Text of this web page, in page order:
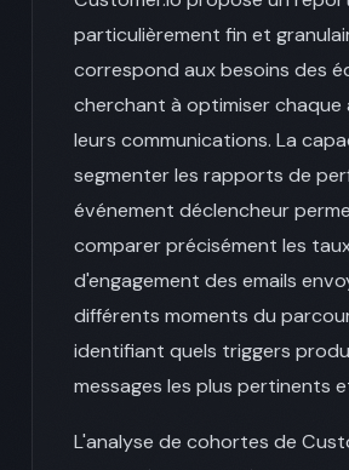
particulièrement fin et
correspond aux besoins des
cherchant à optimiser chaque
leurs communications. La
segmenter les rapports de
événement déclencheur
comparer précisément les
d'engagement des emails
différents moments du
identifiant quels triggers
messages les plus pertinents
L'analyse de cohortes de